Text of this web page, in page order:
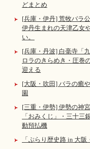
どまとめ
[兵庫・伊丹] 荒牧バラ
伊丹生まれの天津乙女
い。
[兵庫・丹波] 白毫寺「
ロラのきらめき・圧巻
迎える
[大阪・吹田] バラの癒
園
[三重・伊勢] 伊勢の神
「おみくじ」・三十三
動預払機
「ぷらり歴史路 in 大阪